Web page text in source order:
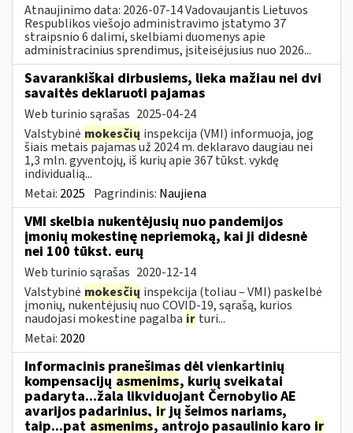
Atnaujinimo data: 2026-07-14 Vadovaujantis Lietuvos
Respublikos viešojo administravimo įstatymo 37
straipsnio 6 dalimi, skelbiami duomenys apie
administracinius sprendimus, įsiteisėjusius nuo 2026...
Savarankiškai dirbusiems, lieka mažiau nei dvi
savaitės deklaruoti pajamas
Web turinio sąrašas 2025-04-24
Valstybinė mokesčių inspekcija (VMI) informuoja, jog
šiais metais pajamas už 2024 m. deklaravo daugiau nei
1,3 mln. gyventojų, iš kurių apie 367 tūkst. vykdę
individualią...
Metai: 2025 Pagrindinis: Naujiena
VMI skelbia nukentėjusių nuo pandemijos
įmonių mokestinę nepriemoką, kai ji didesnė
nei 100 tūkst. eurų
Web turinio sąrašas 2020-12-14
Valstybinė mokesčių inspekcija (toliau – VMI) paskelbė
įmonių, nukentėjusių nuo COVID-19, sąrašą, kurios
naudojasi mokestine pagalba ir turi...
Metai: 2020
Informacinis pranešimas dėl vienkartinių
kompensacijų asmenims, kurių sveikatai
padaryta...žala likviduojant Černobylio AE
avarijos padarinius, irjų šeimos nariams,
taip...pat asmenims, antrojo pasaulinio karo ir